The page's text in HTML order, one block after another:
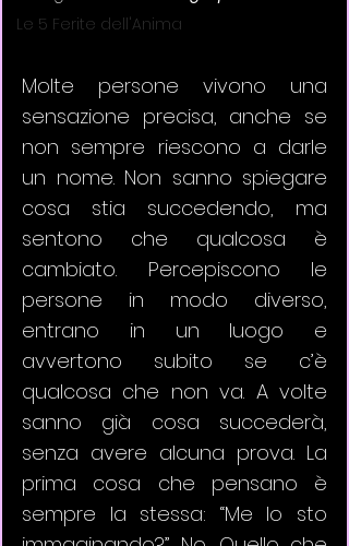
Le 5 Ferite dell'Anima
Molte persone vivono una
sensazione precisa, anche se
non sempre riescono a darle
un nome. Non sanno spiegare
cosa stia succedendo, ma
sentono che qualcosa è
cambiato. Percepiscono le
persone in modo diverso,
entrano in un luogo e
avvertono subito se c’è
qualcosa che non va. A volte
sanno già cosa succederà,
senza avere alcuna prova. La
prima cosa che pensano è
sempre la stessa: “Me lo sto